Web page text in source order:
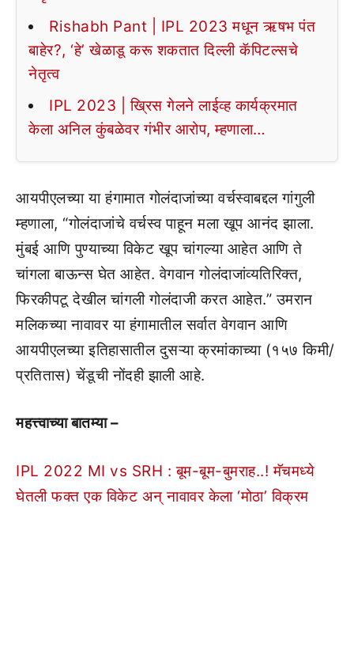
Rishabh Pant | IPL 2023 मधून ऋषभ पंत
बाहेर?, ‘हे’ खेळाडू करू शकतात दिल्ली कॅपिटल्सचे
नेतृत्व
IPL 2023 | ख्रिस गेलने लाईव्ह कार्यक्रमात
केला अनिल कुंबळेवर गंभीर आरोप, म्हणाला…
आयपीएलच्या या हंगामात गोलंदाजांच्या वर्चस्वाबद्दल गांगुली
म्हणाला, “गोलंदाजांचे वर्चस्व पाहून मला खूप आनंद झाला.
मुंबई आणि पुण्याच्या विकेट खूप चांगल्या आहेत आणि ते
चांगला बाऊन्स घेत आहेत. वेगवान गोलंदाजांव्यतिरिक्त,
फिरकीपटू देखील चांगली गोलंदाजी करत आहेत.” उमरान
मलिकच्या नावावर या हंगामातील सर्वात वेगवान आणि
आयपीएलच्या इतिहासातील दुसऱ्या क्रमांकाच्या (१५७ किमी/
प्रतितास) चेंडूची नोंदही झाली आहे.
महत्त्वाच्या बातम्या –
IPL 2022 MI vs SRH : बूम-बूम-बुमराह..! मॅचमध्ये
घेतली फक्त एक विकेट अन् नावावर केला ‘मोठा’ विक्रम